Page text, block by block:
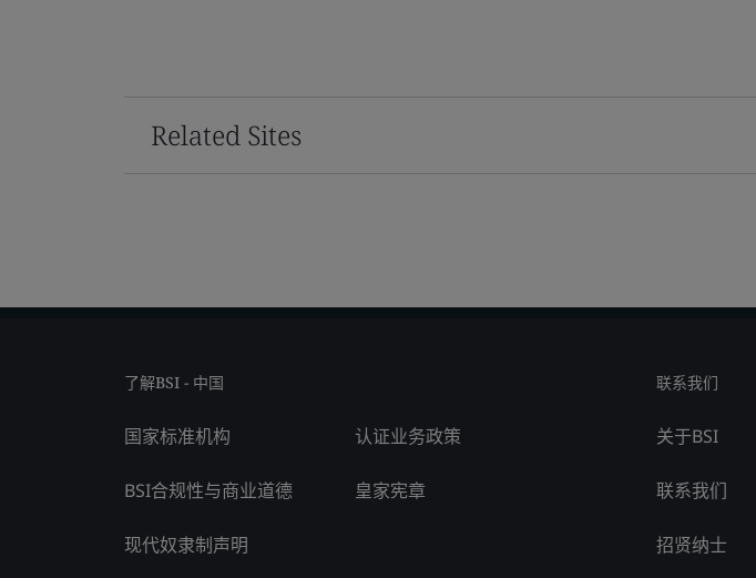
Related Sites
了解BSI - 中国
国家标准机构
BSI合规性与商业道德
现代奴隶制声明
认证业务政策
皇家宪章
联系我们
关于BSI
联系我们
招贤纳士